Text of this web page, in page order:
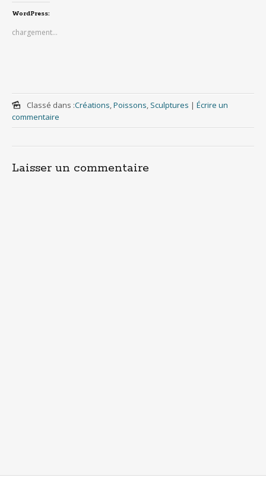
WordPress:
chargement…
Classé dans :Créations,Poissons, Sculptures | Écrire un
commentaire
Laisser un commentaire